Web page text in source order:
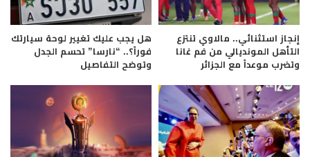
إنجاز استثنائي.. مالاوي تنتزع
التأهل المونديالي من فم غانا
وتضرب موعداً مع الجزائر
هل يجب عليك تغيير لوحة سيارتك
فوراً؟.. “نارسا” تحسم الجدل
وتوضح التفاصيل